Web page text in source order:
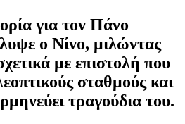
για τον Πάνο
ο Νίνο, μιλώντας
με επιστολή που
σταθμούς και
τραγούδια του.